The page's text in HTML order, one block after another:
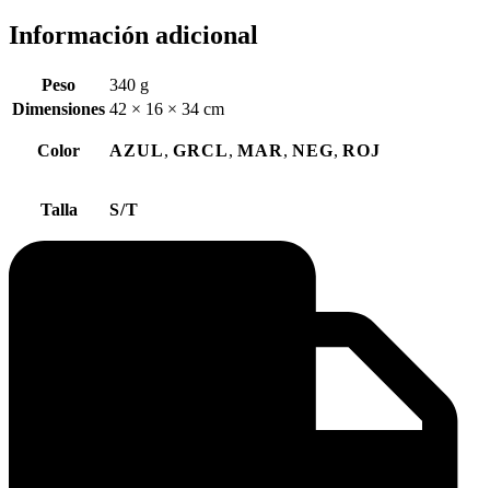
Información adicional
Peso
340 g
Dimensiones 42 × 16 × 34 cm
Color AZUL, GRCL, MAR, NEG, ROJ
Talla S/T